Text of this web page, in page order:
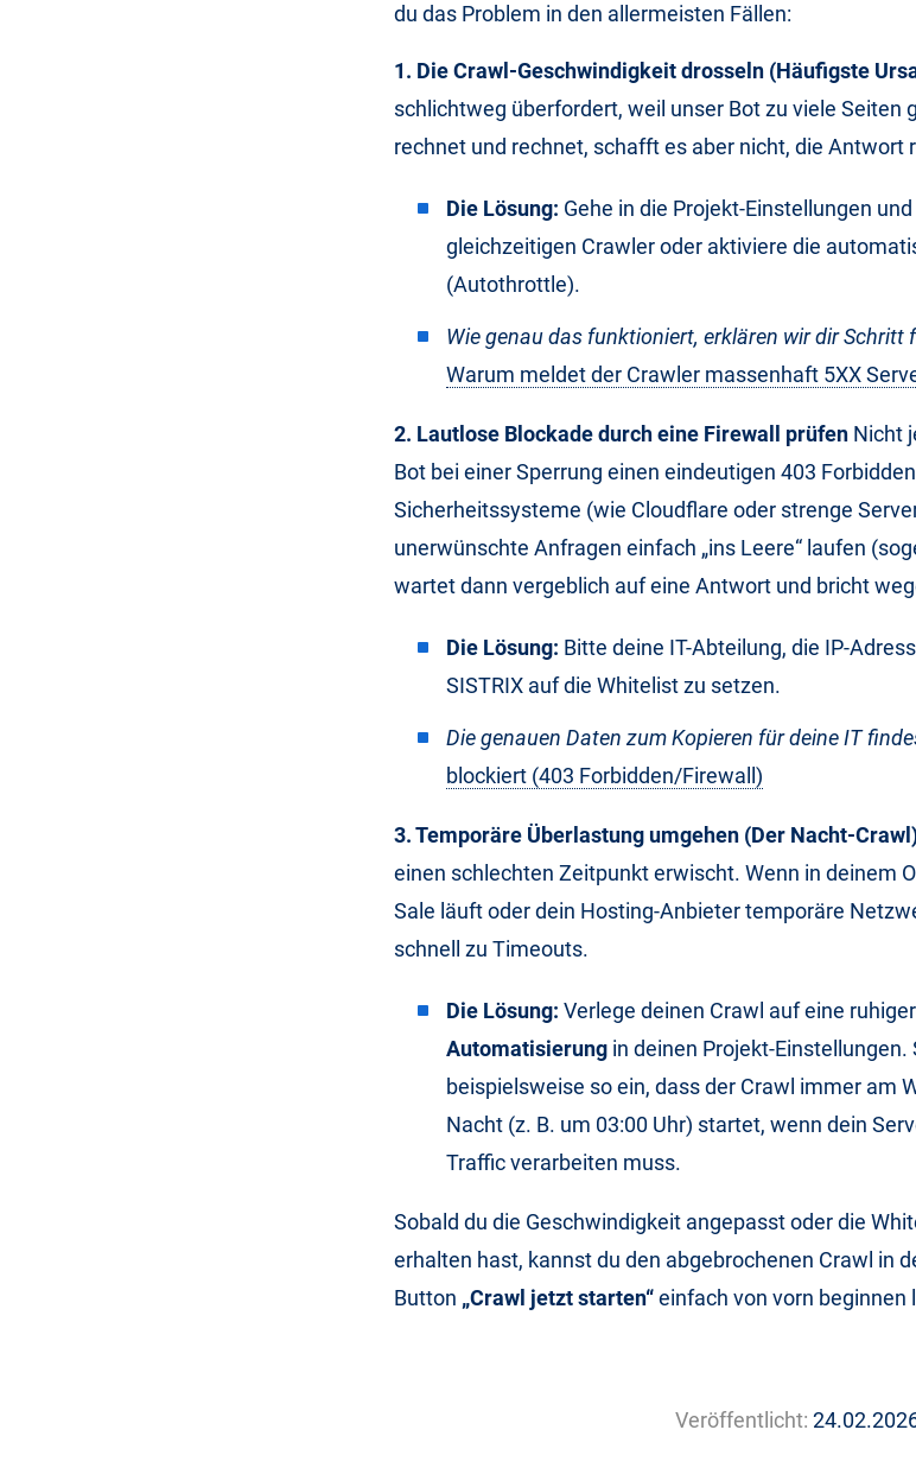
du das Problem in den allermeisten Fällen:
1. Die Crawl-Geschwindigkeit drosseln (Häufigste
schlichtweg überfordert, weil unser Bot zu viele Seiten
rechnet und rechnet, schafft es aber nicht, die Antwort
Die Lösung: Gehe in die Projekt-Einstellungen
gleichzeitigen Crawler oder aktiviere die
(Autothrottle).
Wie genau das funktioniert, erklären wir dir Schritt
Warum meldet der Crawler massenhaft 5XX
2. Lautlose Blockade durch eine Firewall prüfen Nicht
Bot bei einer Sperrung einen eindeutigen 403
Sicherheitssysteme (wie Cloudflare oder strenge
unerwünschte Anfragen einfach „ins Leere“ laufen
wartet dann vergeblich auf eine Antwort und bricht
Die Lösung: Bitte deine IT-Abteilung, die IP-
SISTRIX auf die Whitelist zu setzen.
Die genauen Daten zum Kopieren für deine IT
blockiert (403 Forbidden/Firewall)
3. Temporäre Überlastung umgehen (Der Nacht-
einen schlechten Zeitpunkt erwischt. Wenn in deinem
Sale läuft oder dein Hosting-Anbieter temporäre
schnell zu Timeouts.
Die Lösung: Verlege deinen Crawl auf eine
Automatisierung in deinen Projekt-
beispielsweise so ein, dass der Crawl immer am
Nacht (z. B. um 03:00 Uhr) startet, wenn dein
Traffic verarbeiten muss.
Sobald du die Geschwindigkeit angepasst oder die
erhalten hast, kannst du den abgebrochenen Crawl in
Button „Crawl jetzt starten“einfach von vorn beginnen
Veröffentlicht: